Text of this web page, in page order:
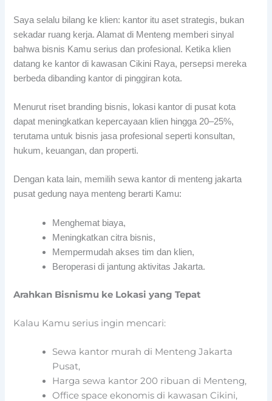
Saya selalu bilang ke klien: kantor itu aset strategis, bukan
sekadar ruang kerja. Alamat di Menteng memberi sinyal
bahwa bisnis Kamu serius dan profesional. Ketika klien
datang ke kantor di kawasan Cikini Raya, persepsi mereka
berbeda dibanding kantor di pinggiran kota.
Menurut riset branding bisnis, lokasi kantor di pusat kota
dapat meningkatkan kepercayaan klien hingga 20–25%,
terutama untuk bisnis jasa profesional seperti konsultan,
hukum, keuangan, dan properti.
Dengan kata lain, memilih sewa kantor di menteng jakarta
pusat gedung naya menteng berarti Kamu:
Menghemat biaya,
Meningkatkan citra bisnis,
Mempermudah akses tim dan klien,
Beroperasi di jantung aktivitas Jakarta.
Arahkan Bisnismu ke Lokasi yang Tepat
Kalau Kamu serius ingin mencari:
Sewa kantor murah di Menteng Jakarta
Pusat,
Harga sewa kantor 200 ribuan di Menteng,
Office space ekonomis di kawasan Cikini,